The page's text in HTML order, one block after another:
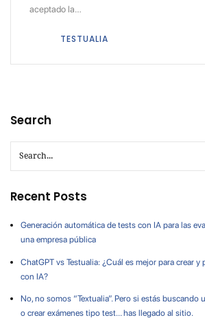
aceptado la…
TESTUALIA
Search
Recent Posts
Generación automática de tests con IA para las
una empresa pública
ChatGPT vs Testualia: ¿Cuál es mejor para crear
con IA?
No, no somos “Textualia”. Pero si estás buscando
o crear exámenes tipo test… has llegado al sitio.